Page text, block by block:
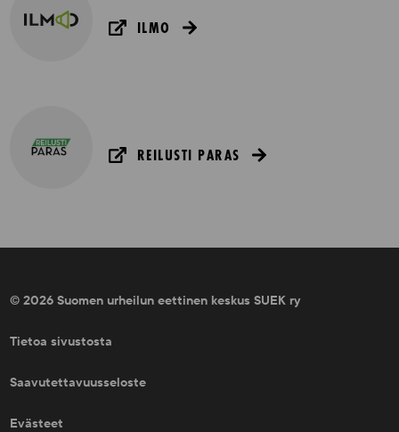
ILMO
REILUSTI PARAS
© 2026 Suomen urheilun eettinen keskus SUEK ry
Tietoa sivustosta
Saavutettavuusseloste
Evästeet